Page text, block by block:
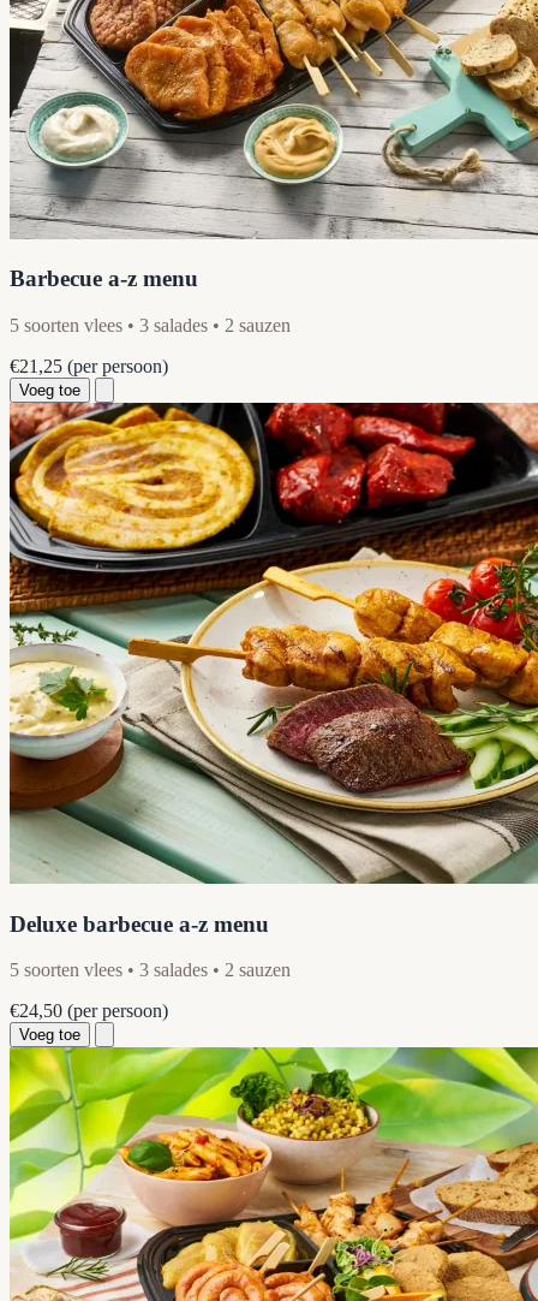
Barbecue a-z menu
5 soorten vlees • 3 salades • 2 sauzen
€21,25 (per persoon)
Voeg toe
Deluxe barbecue a-z menu
5 soorten vlees • 3 salades • 2 sauzen
€24,50 (per persoon)
Voeg toe